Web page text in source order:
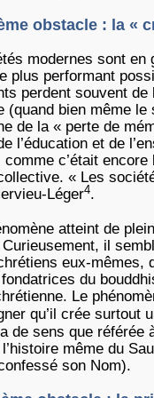
obstacle : la «
modernes sont en
plus performant
perdent souvent
(quand bien même
de la « perte de
l’éducation et de
comme c’était
« Les
Léger4.
atteint de
il
eux-mêmes,
du
Le
qu’il crée surtout
de sens que référée
même du
son Nom).